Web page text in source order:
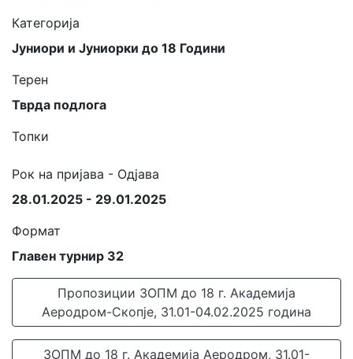
Категорија
Јуниори и Јуниорки до 18 Години
Терен
Тврда подлога
Топки
Рок на пријава - Одјава
28.01.2025 - 29.01.2025
Формат
Главен турнир 32
Пропозиции ЗОПМ до 18 г. Академија
Аеродром-Скопје, 31.01-04.02.2025 година
ЗОПМ до 18 г. Академија Аеродром, 31.01-